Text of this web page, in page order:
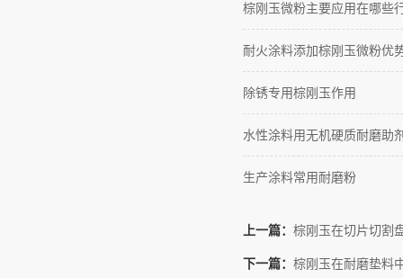
棕刚玉微粉主要应用在哪些
耐火涂料添加棕刚玉微粉优
除锈专用棕刚玉作用
水性涂料用无机硬质耐磨助
生产涂料常用耐磨粉
上一篇： 棕刚玉在切片切割
下一篇： 棕刚玉在耐磨垫料